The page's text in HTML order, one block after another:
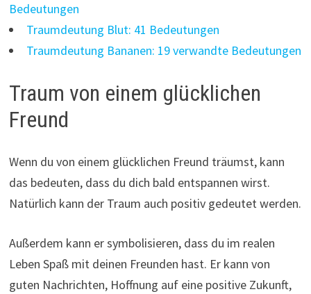
Bedeutungen
Traumdeutung Blut: 41 Bedeutungen
Traumdeutung Bananen: 19 verwandte Bedeutungen
Traum von einem glücklichen
Freund
Wenn du von einem glücklichen Freund träumst, kann
das bedeuten, dass du dich bald entspannen wirst.
Natürlich kann der Traum auch positiv gedeutet werden.
Außerdem kann er symbolisieren, dass du im realen
Leben Spaß mit deinen Freunden hast. Er kann von
guten Nachrichten, Hoffnung auf eine positive Zukunft,